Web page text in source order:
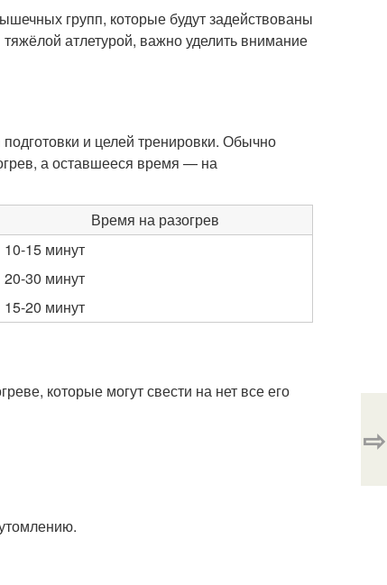
групп, которые будут задействованы
атлетурой, важно уделить внимание
и целей тренировки. Обычно
а оставшееся время — на
Время на разогрев
10-15 минут
20-30 минут
15-20 минут
которые могут свести на нет все его
⇨